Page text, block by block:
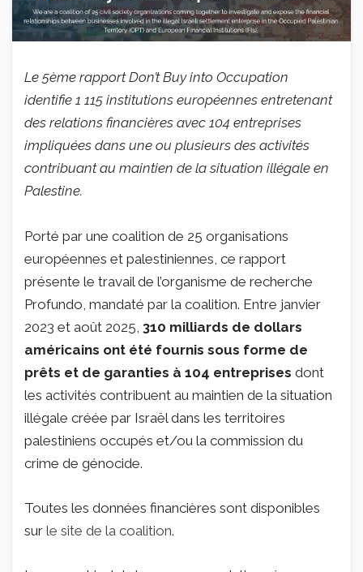
Le 5ème rapport Don’t Buy into Occupation
identifie 1 115 institutions européennes entretenant
des relations financières avec 104 entreprises
impliquées dans une ou plusieurs des activités
contribuant au maintien de la situation illégale en
Palestine.
Porté par une coalition de 25 organisations
européennes et palestiniennes, ce rapport
présente le travail de l’organisme de recherche
Profundo, mandaté par la coalition. Entre janvier
2023 et août 2025, 310 milliards de dollars
américains ont été fournis sous forme de
prêts et de garanties à 104 entreprises dont
les activités contribuent au maintien de la situation
illégale créée par Israël dans les territoires
palestiniens occupés et/ou la commission du
crime de génocide.
Toutes les données financières sont disponibles
sur le site de la coalition.